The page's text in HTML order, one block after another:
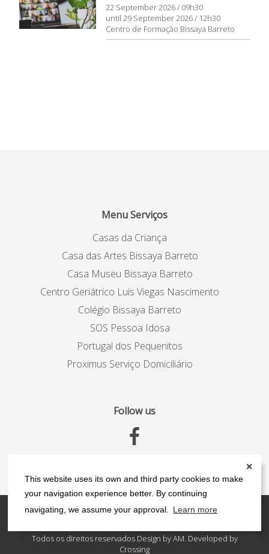
This website uses its own and third party cookies to make
your navigation experience better. By continuing
navigating, we assume your approval.
Learn more
✕
22 September 2026 / 09h30
until 29 September 2026 / 12h30
Centro de Formação Bissaya Barreto
Menu Serviços
Casas da Criança
Casa das Artes Bissaya Barreto
Casa Museu Bissaya Barreto
Centro Geriátrico Luís Viegas Nascimento
Colégio Bissaya Barreto
SOS Pessoa Idosa
Portugal dos Pequenitos
Proximus Serviço Domiciliário
Follow us
Todos os direitos reservados Design by AM. Developed by
Crossing